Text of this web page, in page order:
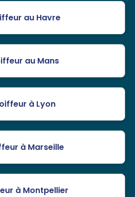
au Havre
au Mans
à Lyon
à Marseille
à Montpellier